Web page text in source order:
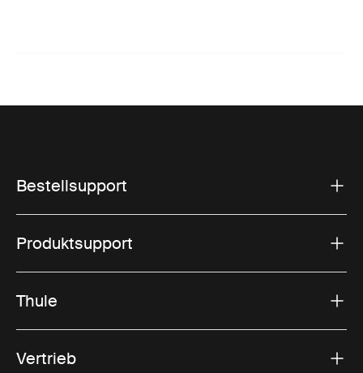
Bestellsupport
Produktsupport
Thule
Vertrieb